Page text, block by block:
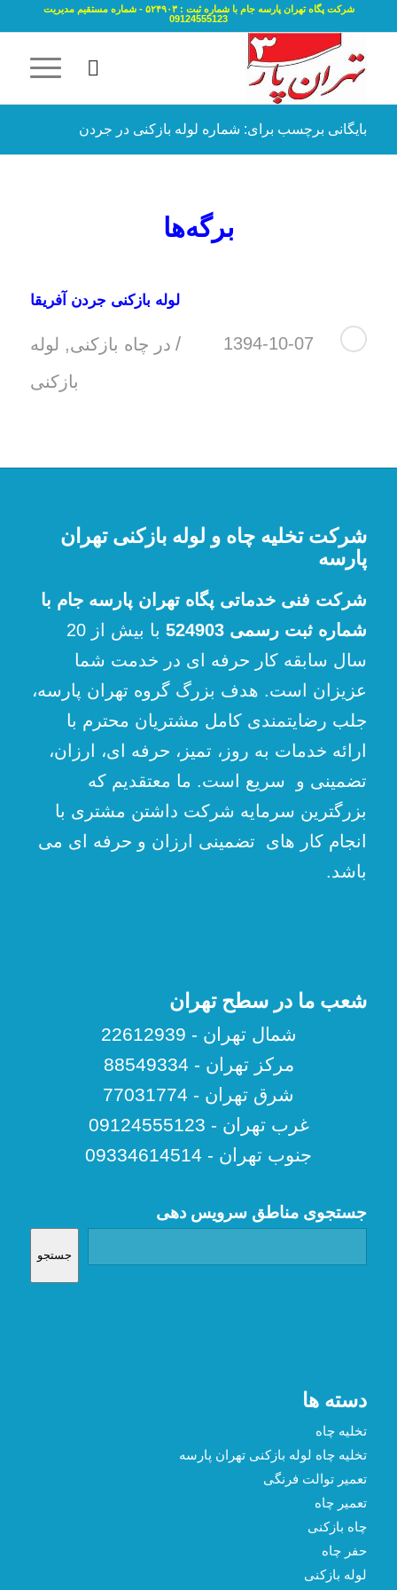
شرکت پگاه تهران پارسه جام با شماره ثبت : ۵۲۴۹۰۳ - شماره مستقیم مدیریت
09124555123
بایگانی برچسب برای: شماره لوله بازکنی در جردن
برگه‌ها
لوله بازکنی جردن آفریقا
1394-10-07
/ در چاه بازکنی, لوله
بازکنی
شرکت تخلیه چاه و لوله بازکنی تهران
پارسه
شرکت فنی خدماتی پگاه تهران پارسه جام با
شماره ثبت رسمی 524903
با بیش از 20
سال سابقه کار حرفه ای در خدمت شما
عزیزان است. هدف بزرگ گروه تهران پارسه،
جلب رضایتمندی کامل مشتریان محترم با
ارائه خدمات به روز، تمیز، حرفه ای، ارزان،
تضمینی و سریع است. ما معتقدیم که
بزرگترین سرمایه شرکت داشتن مشتری با
انجام کار های تضمینی ارزان و حرفه ای می
باشد.
شعب ما در سطح تهران
شمال تهران - 22612939
مرکز تهران - 88549334
شرق تهران - 77031774
غرب تهران - 09124555123
جنوب تهران - 09334614514
جستجوی مناطق سرویس دهی
جستجو
دسته ها
تخلیه چاه
تخلیه چاه لوله بازکنی تهران پارسه
تعمیر توالت فرنگی
تعمیر چاه
چاه بازکنی
حفر چاه
لوله بازکنی